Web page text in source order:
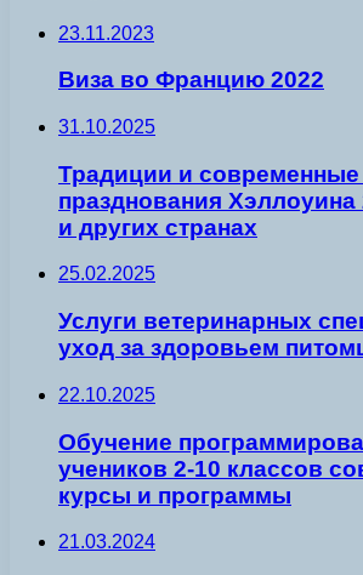
23.11.2023
Виза во Францию 2022
31.10.2025
Традиции и
празднования
и других странах
25.02.2025
Услуги ветеринарных
уход за здоровьем
22.10.2025
Обучение
учеников 2-10 классов
курсы и программы
21.03.2024